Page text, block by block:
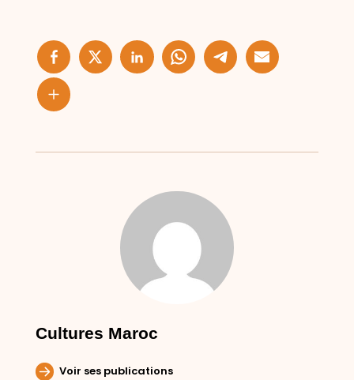
Cultures Maroc
Voir ses publications